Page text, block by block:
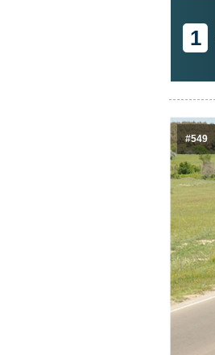
1
#549